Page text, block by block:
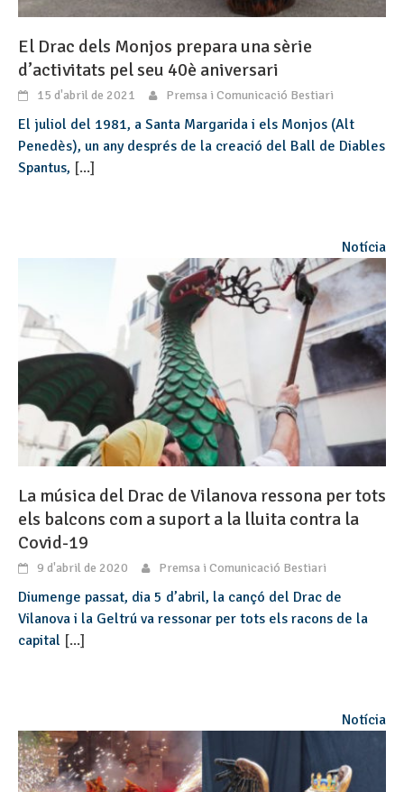
El Drac dels Monjos prepara una sèrie
d’activitats pel seu 40è aniversari
15 d'abril de 2021 Premsa i Comunicació Bestiari
El juliol del 1981, a Santa Margarida i els Monjos (Alt
Penedès), un any després de la creació del Ball de Diables
Spantus, [...]
Notícia
La música del Drac de Vilanova ressona per tots
els balcons com a suport a la lluita contra la
Covid-19
9 d'abril de 2020 Premsa i Comunicació Bestiari
Diumenge passat, dia 5 d’abril, la cançó del Drac de
Vilanova i la Geltrú va ressonar per tots els racons de la
capital [...]
Notícia